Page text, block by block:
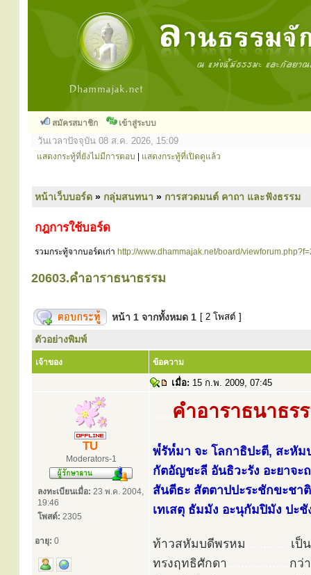
สมัครสมาชิก เข้าสู่ระบบ
วันเวลาปัจจุบัน 08 ส.ค. 2026, 15:09
แสดงกระทู้ที่ยังไม่มีการตอบ แสดงกระทู้ที่เปิดดูแล้ว
หน้าเว็บบอร์ด » กลุ่มสนทนา » การสวดมนต์ คาถา และฟังธรรม
กฎการใช้บอร์ด
รวมกระทู้จากบอร์ดเก่า http://www.dhammajak.net/board/
20603.คำอาราธนาธรรม
หน้า 1 จากทั้งหมด 1 [ 2 โพสต์ ]
ตัวอย่างพิมพ์
เจ้าของ ข้อความ
เมื่อ: 15 ก.พ. 2009, 07:45
TU
Moderators-1
ลงทะเบียนเมื่อ: 23 พ.ค. 2004,
19:46
โพสต์: 2305
อายุ: 0
คำอาราธนาธร
พ๎รัห๎มา จะ โลกาธิปะตี, สะหัม
กัตอัญชะลี อันธิวะรัง อะยาจะ
สันตีธะ สัตตาปปะระชักขะชา
เทเสตุ ธัมมัง อะนุกัมปิมัง ปะชั
ท้าวสหัมบดีพรหม
เป็
ทรงฤทธิศักดา
กว่